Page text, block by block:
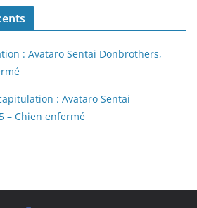
: Avataro Sentai Donbrothers,
: Avataro Sentai
– Chien enfermé